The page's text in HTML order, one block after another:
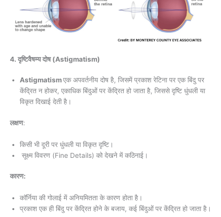
4. दृष्टिवैषम्य दोष (Astigmatism)
Astigmatismएक अपवर्तनीय दोष है, जिसमें प्रकाश रेटिना पर एक बिंदु पर
केंद्रित न होकर, एकाधिक बिंदुओं पर केंद्रित हो जाता है, जिससे दृष्टि धुंधली या
विकृत दिखाई देती है।
लक्षण:
किसी भी दूरी पर धुंधली या विकृत दृष्टि।
सूक्ष्म विवरण (Fine Details) को देखने में कठिनाई।
कारण:
कॉर्निया की गोलाई में अनियमितता के कारण होता है।
प्रकाश एक ही बिंदु पर केंद्रित होने के बजाय, कई बिंदुओं पर केंद्रित हो जाता है।